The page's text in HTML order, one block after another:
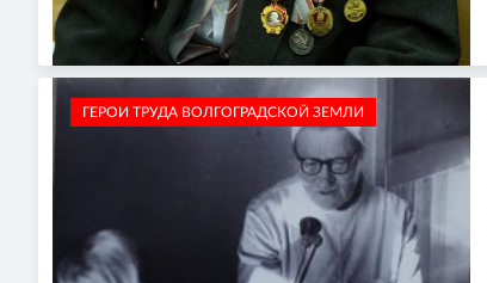
ГЕРОИ ТРУДА ВОЛГОГРАДСКОЙ ЗЕМЛИ